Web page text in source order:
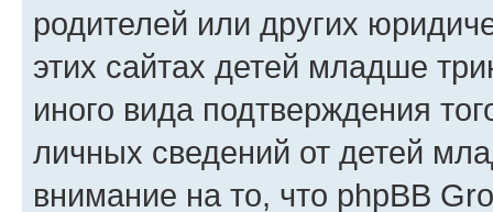
родителей или других
этих сайтах детей младше
иного вида подтверждения
личных сведений от детей
внимание на то, что phpBB